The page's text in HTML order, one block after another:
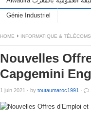
Génie Industriel
HOME INFORMATIQUE & TÉLÉCOMS
Nouvelles
Capgemini
1 juin 2021 · by toutaumaroc1991 ·